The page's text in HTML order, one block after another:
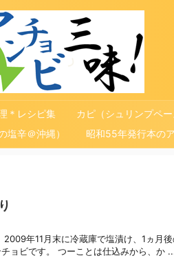
＊レシピ集
カピ（シュリンプペー
塩辛＠沖縄） 昭和55年発行本の
年11月末に冷蔵庫で塩漬け、1ヵ月
ョビです。 つーことは仕込みから、か